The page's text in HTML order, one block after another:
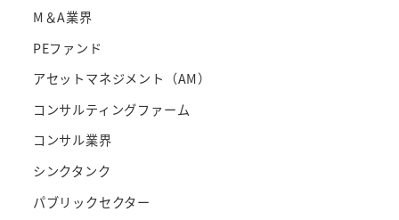
M＆A業界
PEファンド
アセットマネジメント（AM）
コンサルティングファーム
コンサル業界
シンクタンク
パブリックセクター